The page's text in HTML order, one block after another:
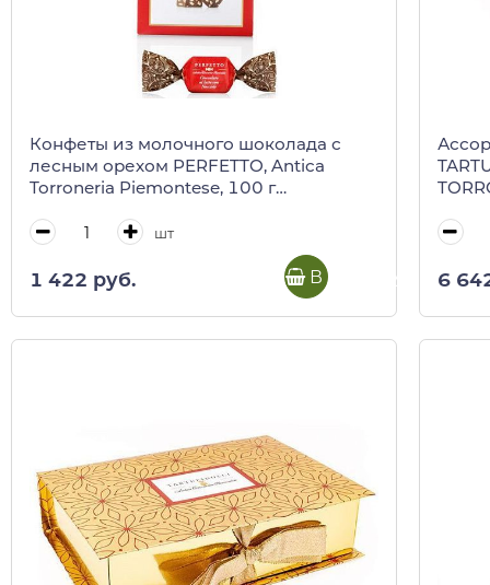
Конфеты из молочного шоколада с
лесным орехом PERFETTO, Antica
Torroneria Piemontese, 100 г
шт
1 422 руб. В корзину 6